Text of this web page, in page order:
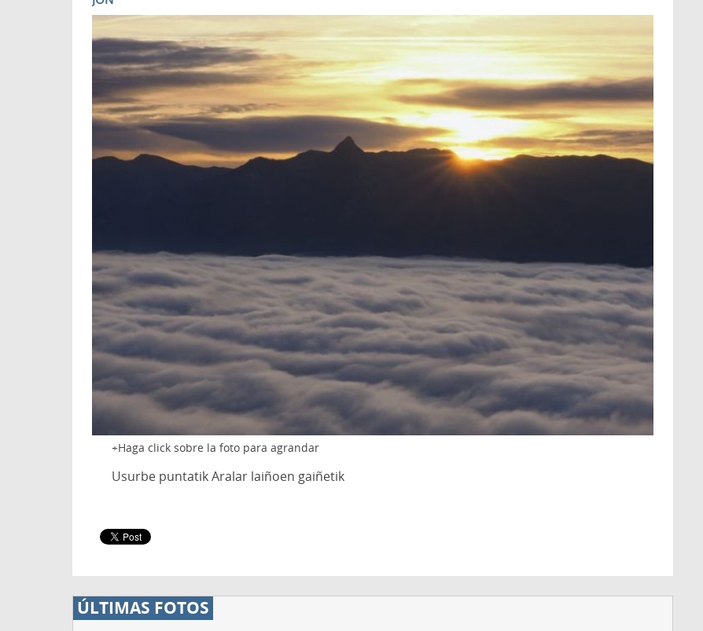
Haga click sobre la foto para agrandar
Usurbe puntatik Aralar laiñoen gaiñetik
ÚLTIMAS FOTOS